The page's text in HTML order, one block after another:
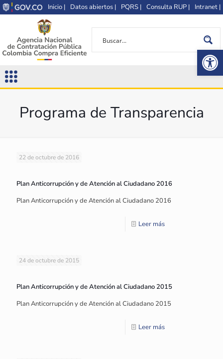
Inicio | Datos abiertos | PQRS | Consulta RUP | Intranet |
Programa de Transparencia
22 de octubre de 2016
Plan Anticorrupción y de Atención al Ciudadano 2016
Plan Anticorrupción y de Atención al Ciudadano 2016
Leer más
24 de octubre de 2015
Plan Anticorrupción y de Atención al Ciudadano 2015
Plan Anticorrupción y de Atención al Ciudadano 2015
Leer más